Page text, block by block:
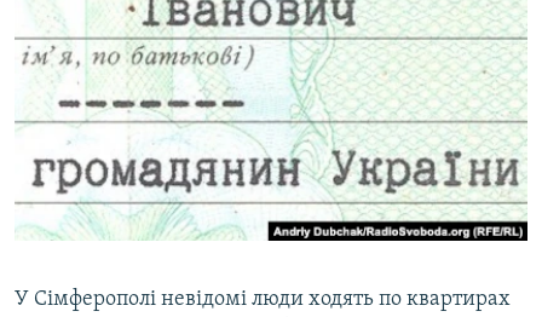
ВСЕ ЗА ДЕНЬ
СПЕЦПРОЕКТИ
ДЕПОРТАЦІЯ
ВІДЕОУРОКИ «ELIFBE»
СВІДЧЕННЯ ОКУПАЦІЇ
УКРАЇНСЬКА ПРОБЛЕМА КРИМУ
ЯК ОБІЙТИ БЛОКУВАННЯ
Русский
Qırımtatar
У Сімферополі невідомі люди ходять по квартирах